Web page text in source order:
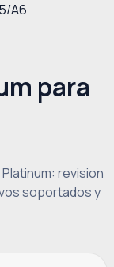
A6
para
revision
soportados y